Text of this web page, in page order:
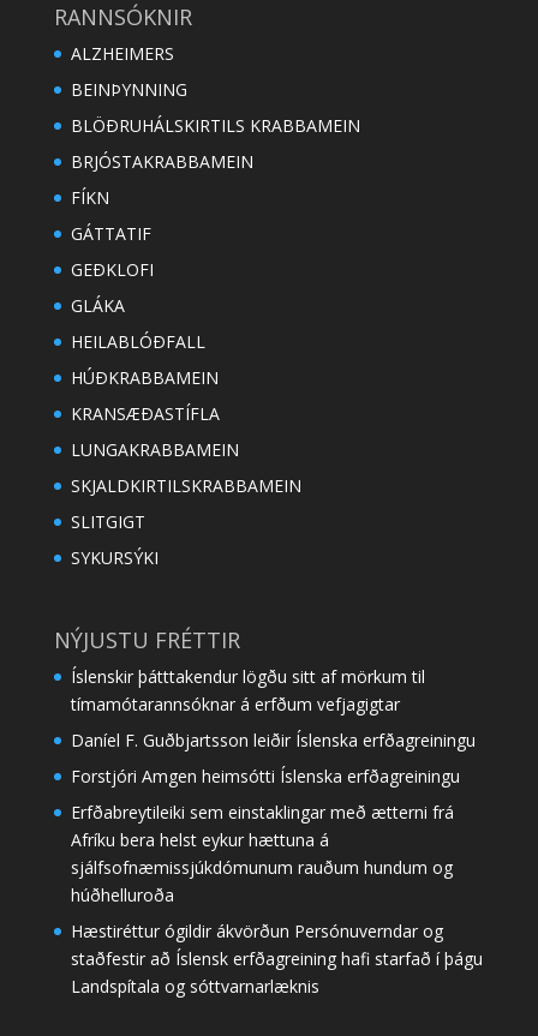
RANNSÓKNIR
ALZHEIMERS
BEINÞYNNING
BLÖÐRUHÁLSKIRTILS KRABBAMEIN
BRJÓSTAKRABBAMEIN
FÍKN
GÁTTATIF
GEÐKLOFI
GLÁKA
HEILABLÓÐFALL
HÚÐKRABBAMEIN
KRANSÆÐASTÍFLA
LUNGAKRABBAMEIN
SKJALDKIRTILSKRABBAMEIN
SLITGIGT
SYKURSÝKI
NÝJUSTU FRÉTTIR
Íslenskir þátttakendur lögðu sitt af mörkum til
tímamótarannsóknar á erfðum vefjagigtar
Daníel F. Guðbjartsson leiðir Íslenska erfðagreiningu
Forstjóri Amgen heimsótti Íslenska erfðagreiningu
Erfðabreytileiki sem einstaklingar með ætterni frá
Afríku bera helst eykur hættuna á
sjálfsofnæmissjúkdómunum rauðum hundum og
húðhelluroða
Hæstiréttur ógildir ákvörðun Persónuverndar og
staðfestir að Íslensk erfðagreining hafi starfað í þágu
Landspítala og sóttvarnarlæknis